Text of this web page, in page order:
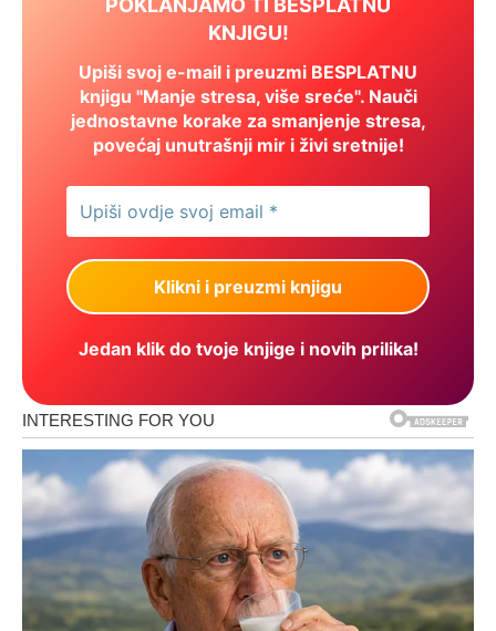
POKLANJAMO TI BESPLATNU
KNJIGU!
Upiši svoj e-mail i preuzmi BESPLATNU
knjigu "Manje stresa, više sreće". Nauči
jednostavne korake za smanjenje stresa,
povećaj unutrašnji mir i živi sretnije!
Jedan klik do tvoje knjige i novih prilika!